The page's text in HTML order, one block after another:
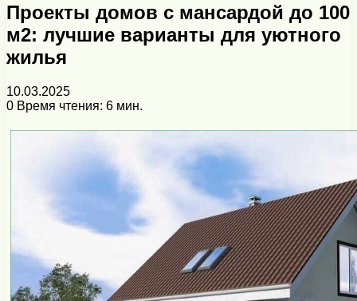
Проекты домов с мансардой до 100
м2: лучшие варианты для уютного
жилья
10.03.2025
0 Время чтения: 6 мин.